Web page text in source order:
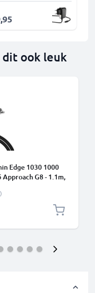
ook leuk
Edge 1030 1000
Approach G8 - 1.1m,